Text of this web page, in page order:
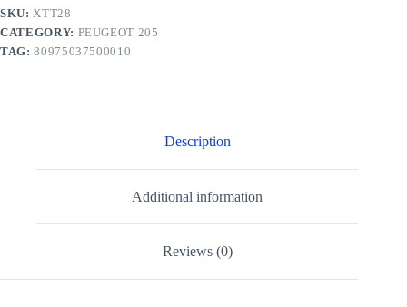
SKU:XTT28
CATEGORY: PEUGEOT 205
TAG:80975037500010
Description
Additional information
Reviews (0)